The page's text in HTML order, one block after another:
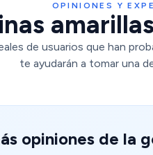
OPINIONES Y
de usuarios que han
te ayudarán a tomar una
opiniones de la